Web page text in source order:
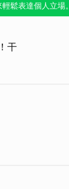
鬆表達個人立場。
干